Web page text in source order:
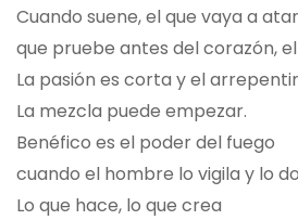
Cuando suene, el que vaya a
que pruebe antes del corazón,
La pasión es corta y el
La mezcla puede empezar.
Benéfico es el poder del fuego
cuando el hombre lo vigila y lo
Lo que hace, lo que crea